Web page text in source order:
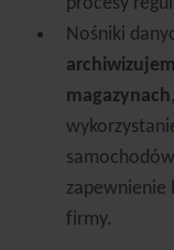
Nośniki
magazynach
zapewnienie
firmy.